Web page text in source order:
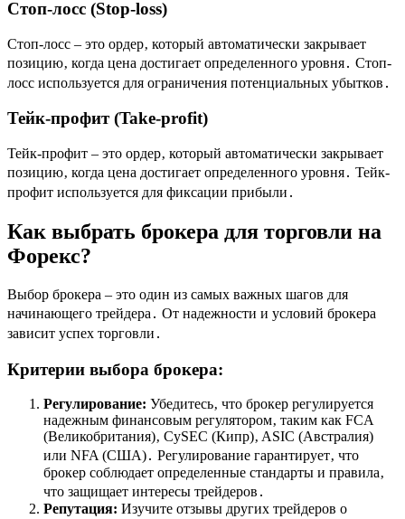
Стоп-лосс (Stop-loss)
Стоп-лосс – это ордер‚ который автоматически закрывает
позицию‚ когда цена достигает определенного уровня․ Стоп-
лосс используется для ограничения потенциальных убытков․
Тейк-профит (Take-profit)
Тейк-профит – это ордер‚ который автоматически закрывает
позицию‚ когда цена достигает определенного уровня․ Тейк-
профит используется для фиксации прибыли․
Как выбрать брокера для торговли на
Форекс?
Выбор брокера – это один из самых важных шагов для
начинающего трейдера․ От надежности и условий брокера
зависит успех торговли․
Критерии выбора брокера:
Регулирование: Убедитесь‚ что брокер регулируется
надежным финансовым регулятором‚ таким как FCA
(Великобритания)‚ CySEC (Кипр)‚ ASIC (Австралия)
или NFA (США)․ Регулирование гарантирует‚ что
брокер соблюдает определенные стандарты и правила‚
что защищает интересы трейдеров․
Репутация: Изучите отзывы других трейдеров о